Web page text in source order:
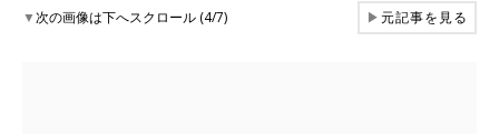
▼次の画像は下へスクロール (4/7) ▶元記事を見る